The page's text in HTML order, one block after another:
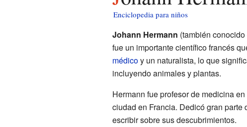
Enciclopedia para niños
Johann Hermann (también
fue un importante científico francés
médicoy un naturalista, lo que
incluyendo animales y plantas.
Hermann fue profesor de medicina
ciudad en Francia. Dedicó gran
escribir sobre sus descubrimientos.